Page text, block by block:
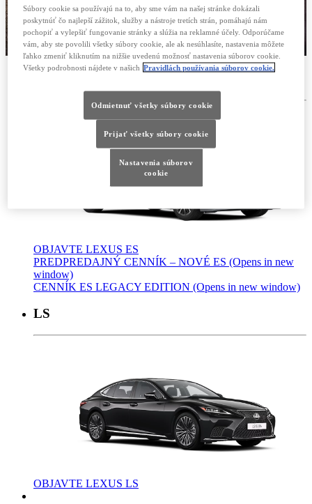
OBJAVTE LEXUS ES
PREDPREDAJNÝ CENNÍK – NOVÉ ES (Opens in new
window)
CENNÍK ES LEGACY EDITION (Opens in new window)
LS
OBJAVTE LEXUS LS
Súbory cookie sa používajú na to, aby sme vám na našej stránke dokázali
poskytnúť čo najlepší zážitok, služby a nástroje tretích strán, pomáhajú nám
pochopiť a vylepšiť fungovanie stránky a slúžia na reklamné účely. Odporúčame
vám, aby ste povolili všetky súbory cookie, ale ak nesúhlasíte, nastavenia môžete
ľahko zmeniť kliknutím na nižšie uvedenú možnosť nastavenia súborov cookie.
Všetky podrobnosti nájdete v našich Pravidlách používania súborov cookie.
Odmietnuť všetky súbory cookie
Prijať všetky súbory cookie
Nastavenia súborov
cookie